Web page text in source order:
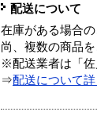
配送について
在庫がある場合
尚、複数の商品
※配送業者は「佐
⇒配送について